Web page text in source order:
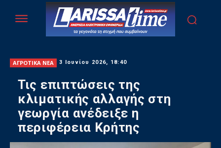
ΑΓΡΟΤΙΚΑ ΝΕΑ 3 Ιουνίου 2026, 18:40
Τις επιπτώσεις της
κλιματικής αλλαγής στη
γεωργία ανέδειξε η
περιφέρεια Κρήτης